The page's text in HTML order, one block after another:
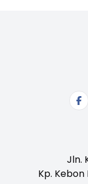
Jln.
Kp.